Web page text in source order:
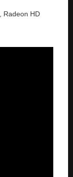
Radeon HD